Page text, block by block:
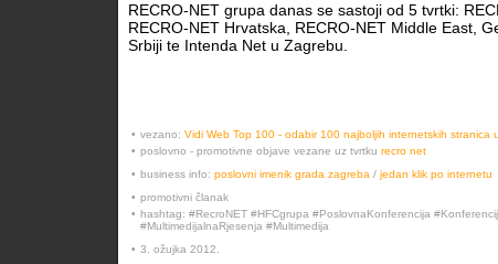
RECRO-NET grupa danas se sastoji od 5 tvrtki:
RECRO-NET Hrvatska, RECRO-NET Middle East,
Srbiji te Intenda Net u Zagrebu.
• vezano: Vidi Web Top 100 - odabir 100 najboljih internetskih stranica
• poslovno - promotivne objave vezane uz tvrtku recro net
• business info: poslovni imenik grada zagreba / jedan klik po internetu
• promotivni članak
• hashtag: #RecroNET #HFCgrupa #PoslovnaKonferencija
#MultimedijalnaRjesenja #Multimedija
• 3. ožujka 2012.